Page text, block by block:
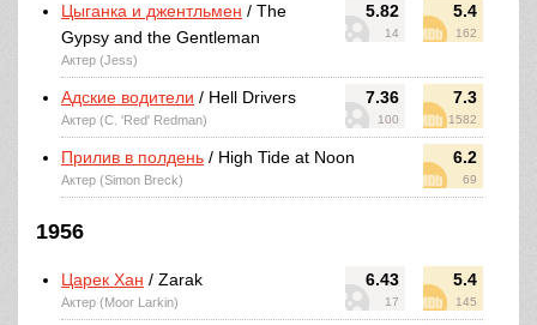
5.82
14
5.4
162
Цыганка и джентльмен / The
Gypsy and the Gentleman
Актер (Jess)
7.36
100
7.3
1582
Адские водители / Hell Drivers
Актер (C. 'Red' Redman)
6.2
69
Прилив в полдень / High Tide at Noon
Актер (Simon Breck)
1956
6.43
17
5.4
145
Царек Хан / Zarak
Актер (Moor Larkin)